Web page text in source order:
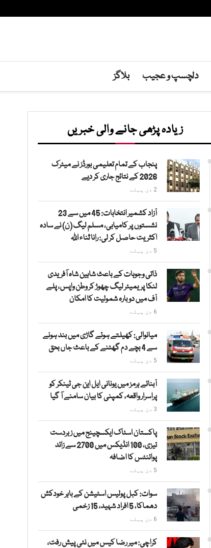
دلچسپ و عجیب بلاگز
زیادہ پڑھی جانے والی خبریں
پنجاب کے تمام تعلیمی بورڈز نے میٹرک
2026 کے نتائج جاری کر دیے
2 دن پہلے
آزاد کشمیر انتخابات: 45 میں سے 23
نشستوں پر کامیابی، مسلم لیگ (ن) نے سادہ
اکثریت حاصل کر لی: رانا ثناء اللہ
5 دن پہلے
ذاتی وجوہات کے باعث شاہین شاہ آفریدی
لنکا پریمیئر لیگ چھوڑ کر وطن واپس، پلے
آف میں دوبارہ شمولیت کا امکان
6 دن پہلے
میانوالی: کھیلتے ہوئے گاڑی میں بند ہونے
سے 4 بچے دم گھٹنے کے باعث جاں بحق
5 دن پہلے
آبنائے ہرمز میں یونانی ایل این جی ٹینکر کو
پراسرار واقعہ، کمپنی کا بیان سامنے آ گیا
3 دن پہلے
پاکستان اسٹاک ایکسچینج میں زبردست
تیزی، 100 انڈیکس میں 2700 سے زائد
پوائنٹس کا اضافہ
5 دن پہلے
سوات: کبل پولیس اسٹیشن کے باہر خودکش
دھماکا، 5 افراد شہید، 15 زخمی
6 دن پہلے
کراچی: میر رضا کیس میں نئی پیش رفت،